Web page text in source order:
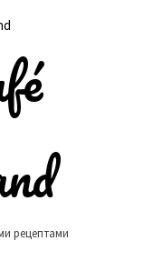
рецептами